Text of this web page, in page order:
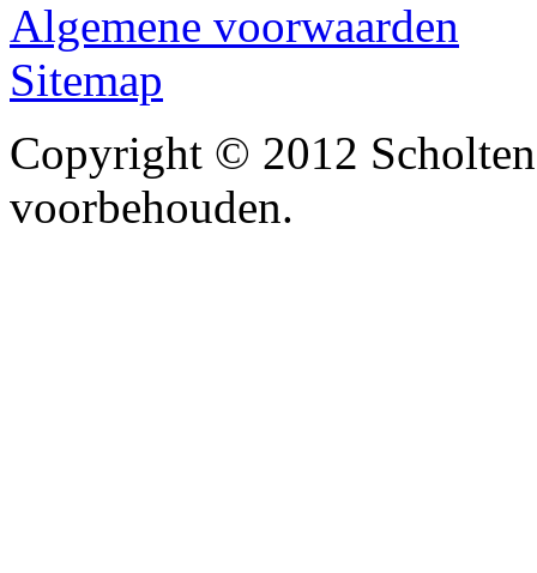
Algemene voorwaarden
Sitemap
Copyright © 2012
voorbehouden.